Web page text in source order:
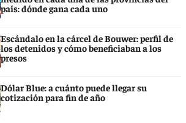
país: dónde gana cada uno
Escándalo en la cárcel de Bouwer: perfil de
los detenidos y cómo beneficiaban a los
presos
Dólar Blue: a cuánto puede llegar su
cotización para fin de año